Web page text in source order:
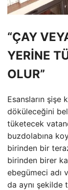
“ÇAY
YERİNE
OLUR”
Esansların şişe
döküleceğini
tüketecek
buzdolabına
birinden bir
birinden birer
ebegümeci adı
da aynı şekilde